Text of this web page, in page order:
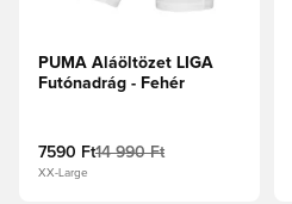
PUMA Aláöltözet LIGA
Futónadrág - Fehér
7590 Ft14 990 Ft
XX-Large